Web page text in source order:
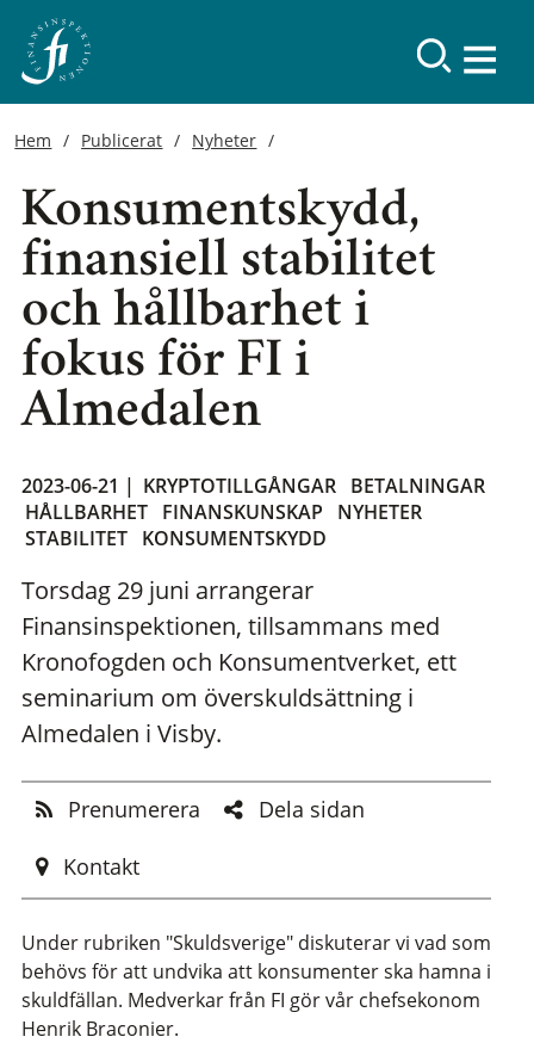
Hem Publicerat Nyheter
Konsumentskydd,
finansiell stabilitet
och hållbarhet i
fokus för FI i
Almedalen
2023-06-21 | KRYPTOTILLGÅNGAR BETALNINGAR
HÅLLBARHET FINANSKUNSKAP
NYHETER
STABILITET KONSUMENTSKYDD
Torsdag 29 juni arrangerar
Finansinspektionen, tillsammans med
Kronofogden och Konsumentverket, ett
seminarium om överskuldsättning i
Almedalen i Visby.
Prenumerera
Dela sidan
Kontakt
Under rubriken "Skuldsverige" diskuterar vi vad som
behövs för att undvika att konsumenter ska hamna i
skuldfällan. Medverkar från FI gör vår chefsekonom
Henrik Braconier.